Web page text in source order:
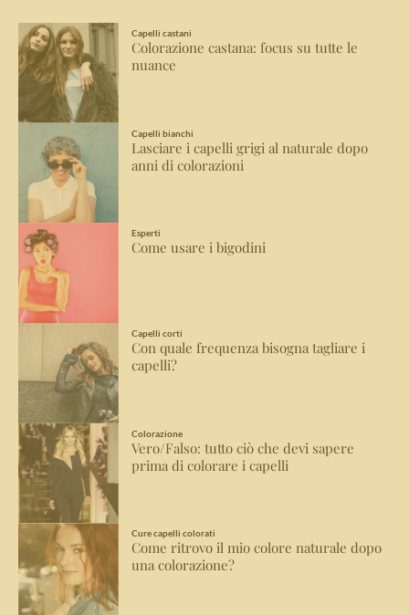
Capelli castani
Colorazione castana: focus su tutte le
nuance
Capelli bianchi
Lasciare i capelli grigi al naturale dopo
anni di colorazioni
Esperti
Come usare i bigodini
Capelli corti
Con quale frequenza bisogna tagliare i
capelli?
Colorazione
Vero/Falso: tutto ciò che devi sapere
prima di colorare i capelli
Cure capelli colorati
Come ritrovo il mio colore naturale dopo
una colorazione?